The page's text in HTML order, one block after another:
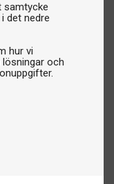
samtycke
det nedre
hur vi
och